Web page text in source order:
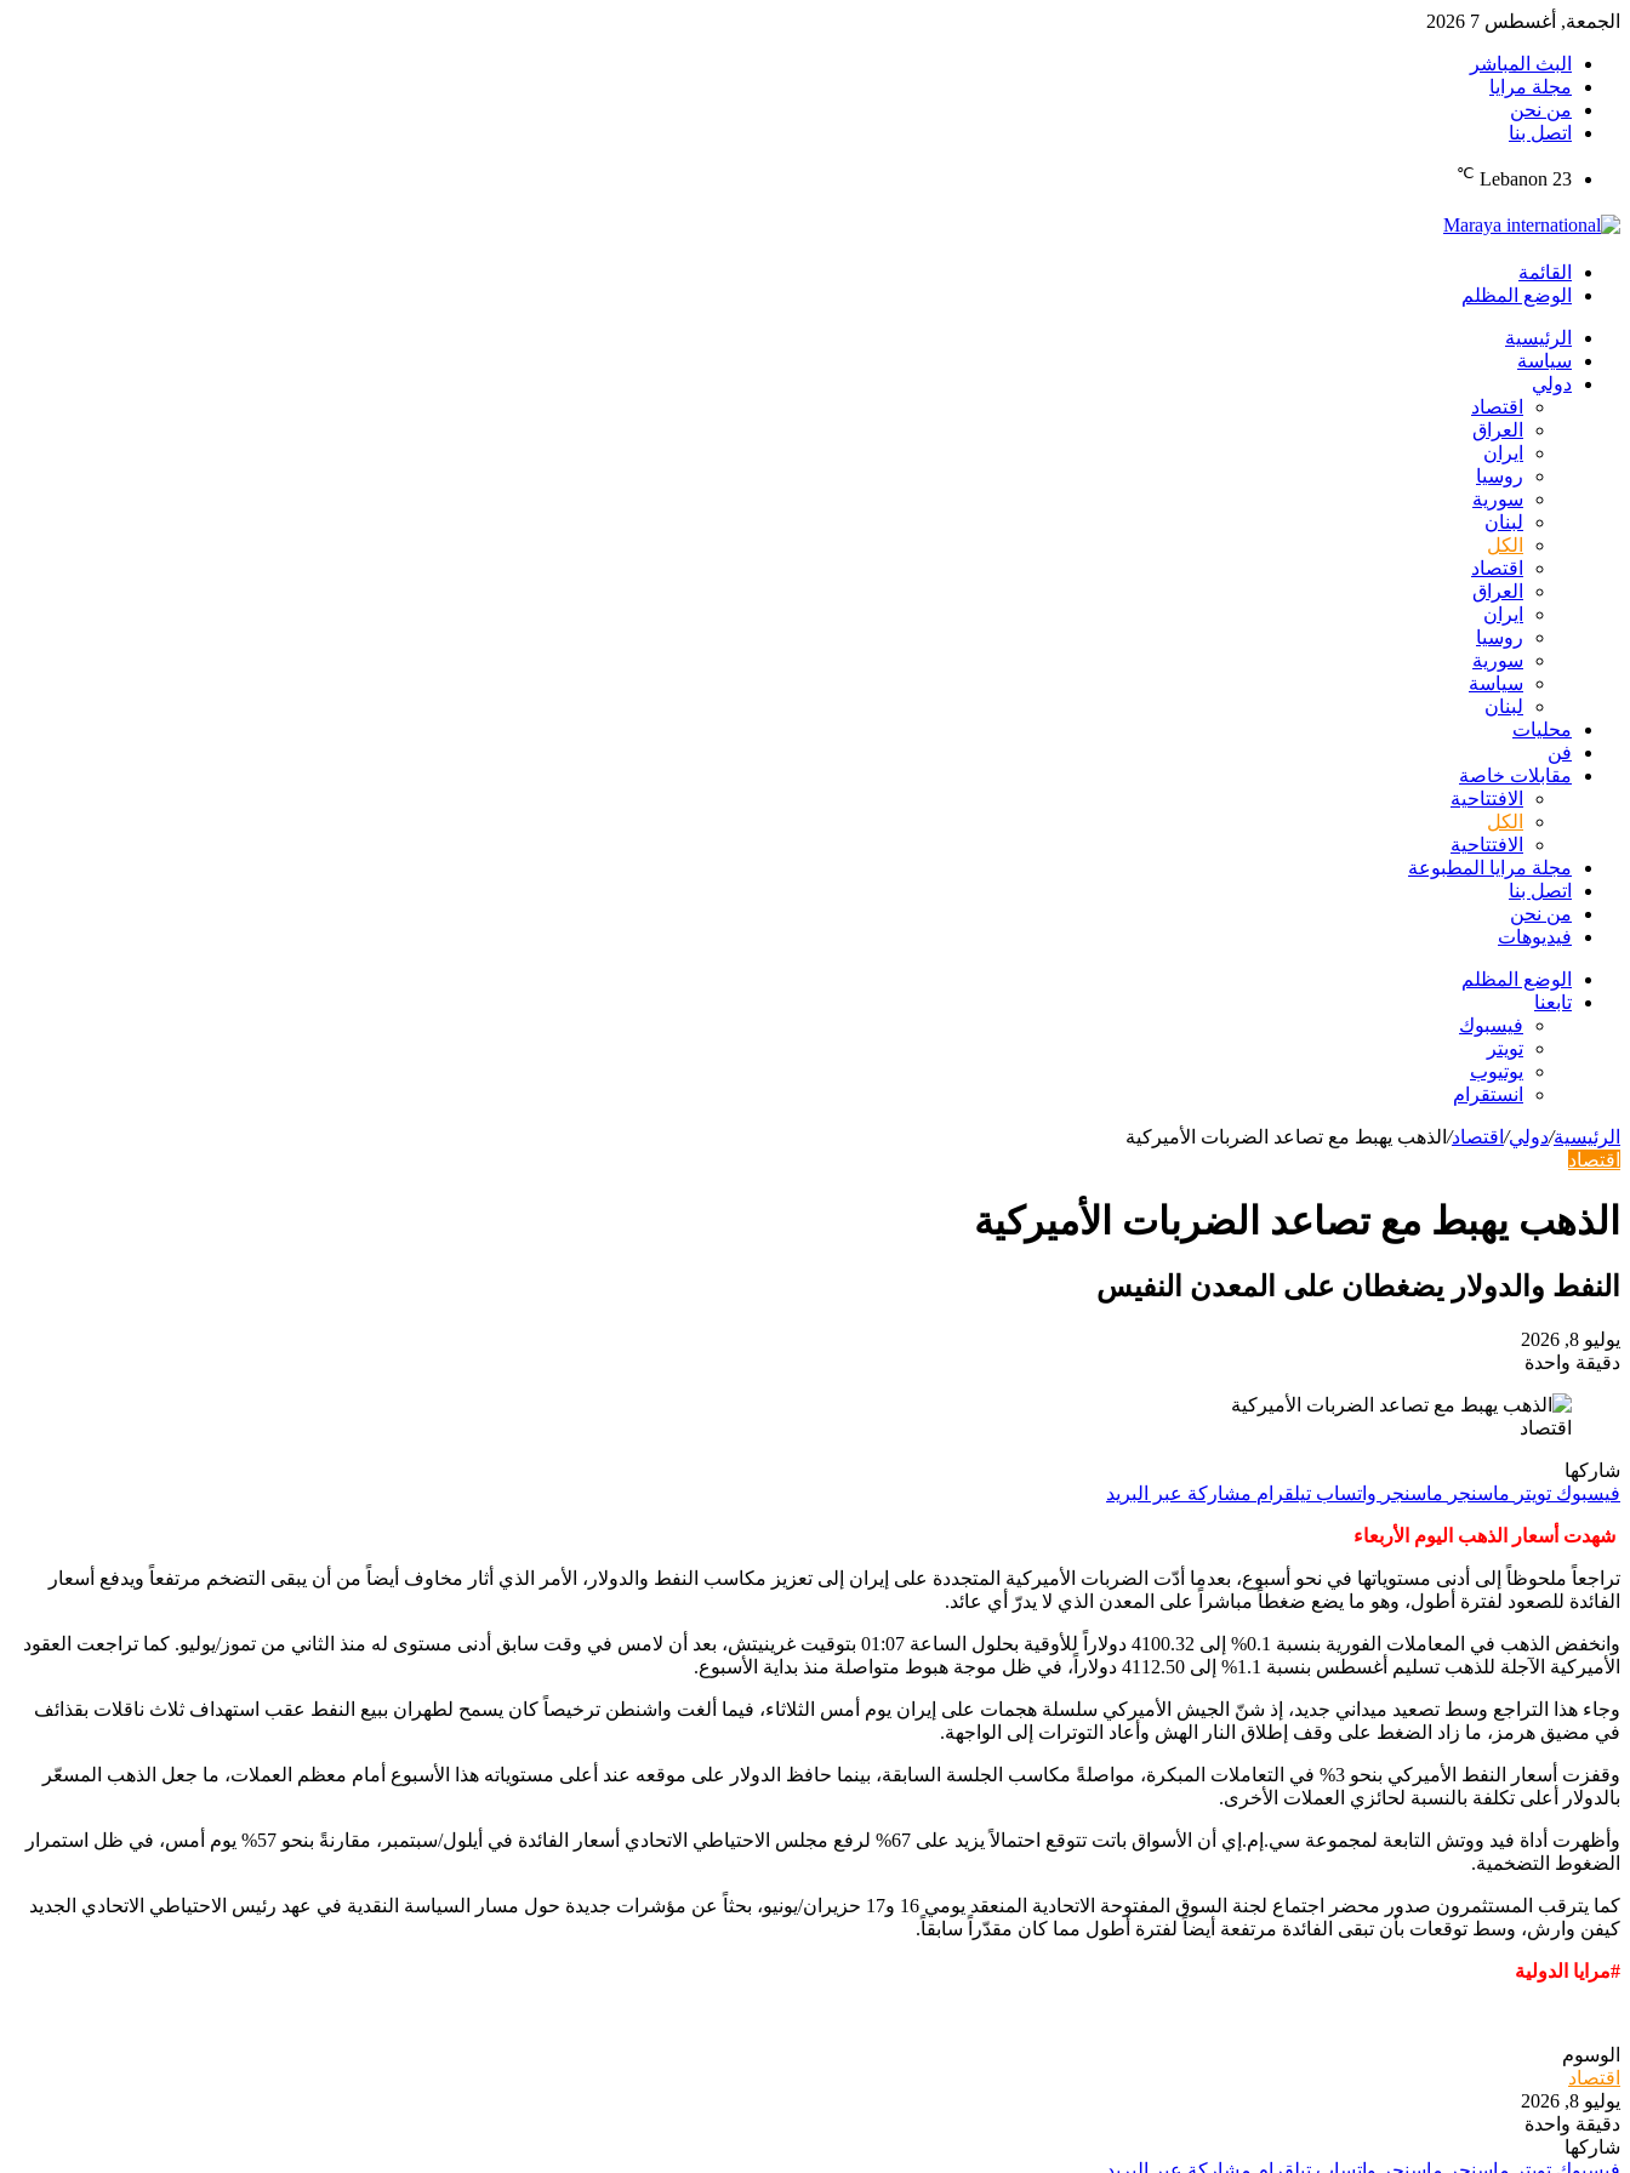
الجمعة, أغسطس 7 2026
البث المباشر
مجلة مرايا
من نحن
اتصل بنا
Lebanon 23
℃
القائمة
الوضع المظلم
الرئيسية
سياسة
دولي
اقتصاد
العراق
ايران
روسيا
سورية
لبنان
الكل
اقتصاد
العراق
ايران
روسيا
سورية
سياسة
لبنان
محليات
فن
مقابلات خاصة
الافتتاحیة
الكل
الافتتاحیة
مجلة مرايا المطبوعة
اتصل بنا
من نحن
فيديوهات
الوضع المظلم
تابعنا
فيسبوك
تويتر
يوتيوب
انستقرام
الرئيسية/دولي/ اقتصاد/ الذهب يهبط مع تصاعد الضربات الأميركية
اقتصاد
الذهب يهبط مع تصاعد الضربات الأميركية
النفط والدولار يضغطان على المعدن النفيس
يوليو 8, 2026
دقيقة واحدة
اقتصاد
شاركها
فيسبوك تويتر ماسنجر ماسنجر واتساب تيلقرام مشاركة عبر البريد
شهدت أسعار الذهب اليوم الأربعاء
تراجعاً ملحوظاً إلى أدنى مستوياتها في نحو أسبوع، بعدما أدّت الضربات الأميركية المتجددة على إيران إلى تعزيز مكاسب النفط والدولار، الأمر الذي أثار مخاوف أيضاً من أن يبقى التضخم مرتفعاً ويدفع أسعار
الفائدة للصعود لفترة أطول، وهو ما يضع ضغطاً مباشراً على المعدن الذي لا يدرّ أي عائد.
وانخفض الذهب في المعاملات الفورية بنسبة 0.1% إلى 4100.32 دولاراً للأوقية بحلول الساعة 01:07 بتوقيت غرينيتش، بعد أن لامس في وقت سابق أدنى مستوى له منذ الثاني من تموز/يوليو. كما تراجعت العقود
الأميركية الآجلة للذهب تسليم أغسطس بنسبة 1.1% إلى 4112.50 دولاراً، في ظل موجة هبوط متواصلة منذ بداية الأسبوع.
وجاء هذا التراجع وسط تصعيد ميداني جديد، إذ شنّ الجيش الأميركي سلسلة هجمات على إيران يوم أمس الثلاثاء، فيما ألغت واشنطن ترخيصاً كان يسمح لطهران ببيع النفط عقب استهداف ثلاث ناقلات بقذائف
في مضيق هرمز، ما زاد الضغط على وقف إطلاق النار الهش وأعاد التوترات إلى الواجهة.
وقفزت أسعار النفط الأميركي بنحو 3% في التعاملات المبكرة، مواصلةً مكاسب الجلسة السابقة، بينما حافظ الدولار على موقعه عند أعلى مستوياته هذا الأسبوع أمام معظم العملات، ما جعل الذهب المسعّر
بالدولار أعلى تكلفة بالنسبة لحائزي العملات الأخرى.
وأظهرت أداة فيد ووتش التابعة لمجموعة سي.إم.إي أن الأسواق باتت تتوقع احتمالاً يزيد على 67% لرفع مجلس الاحتياطي الاتحادي أسعار الفائدة في أيلول/سبتمبر، مقارنةً بنحو 57% يوم أمس، في ظل استمرار
الضغوط التضخمية.
كما يترقب المستثمرون صدور محضر اجتماع لجنة السوق المفتوحة الاتحادية المنعقد يومي 16 و17 حزيران/يونيو، بحثاً عن مؤشرات جديدة حول مسار السياسة النقدية في عهد رئيس الاحتياطي الاتحادي الجديد
كيفن وارش، وسط توقعات بأن تبقى الفائدة مرتفعة أيضاً لفترة أطول مما كان مقدّراً سابقاً.
#مرايا الدولية
الوسوم
اقتصاد
يوليو 8, 2026
دقيقة واحدة
شاركها